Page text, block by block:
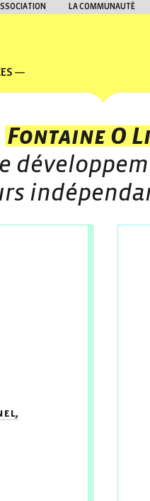
LA COMMUNAUTÉ
Fontaine O